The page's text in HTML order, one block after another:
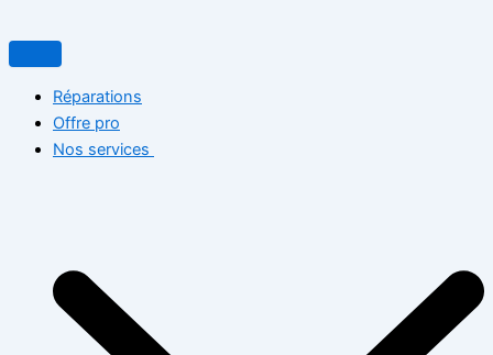
au
contenu
Réparations
Offre pro
Nos services